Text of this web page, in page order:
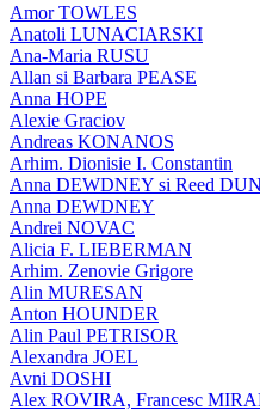
Amor TOWLES
Anatoli LUNACIARSKI
Ana-Maria RUSU
Allan si Barbara PEASE
Anna HOPE
Alexie Graciov
Andreas KONANOS
Arhim. Dionisie I. Constantin
Anna DEWDNEY si Reed
Anna DEWDNEY
Andrei NOVAC
Alicia F. LIEBERMAN
Arhim. Zenovie Grigore
Alin MURESAN
Anton HOUNDER
Alin Paul PETRISOR
Alexandra JOEL
Avni DOSHI
Alex ROVIRA, Francesc